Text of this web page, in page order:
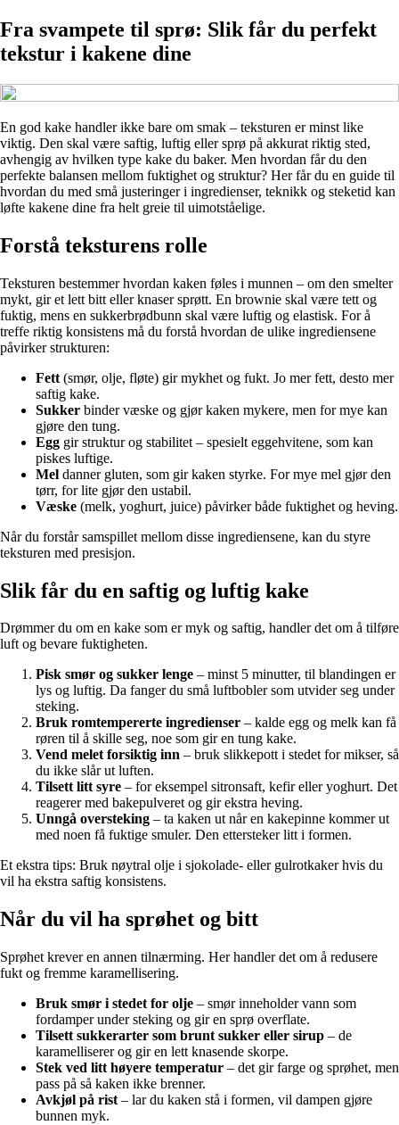
Fra svampete til sprø: Slik får du perfekt
tekstur i kakene dine
En god kake handler ikke bare om smak – teksturen er minst like
viktig. Den skal være saftig, luftig eller sprø på akkurat riktig sted,
avhengig av hvilken type kake du baker. Men hvordan får du den
perfekte balansen mellom fuktighet og struktur? Her får du en guide til
hvordan du med små justeringer i ingredienser, teknikk og steketid kan
løfte kakene dine fra helt greie til uimotståelige.
Forstå teksturens rolle
Teksturen bestemmer hvordan kaken føles i munnen – om den smelter
mykt, gir et lett bitt eller knaser sprøtt. En brownie skal være tett og
fuktig, mens en sukkerbrødbunn skal være luftig og elastisk. For å
treffe riktig konsistens må du forstå hvordan de ulike ingrediensene
påvirker strukturen:
Fett (smør, olje, fløte) gir mykhet og fukt. Jo mer fett, desto mer
saftig kake.
Sukker binder væske og gjør kaken mykere, men for mye kan
gjøre den tung.
Egg gir struktur og stabilitet – spesielt eggehvitene, som kan
piskes luftige.
Mel danner gluten, som gir kaken styrke. For mye mel gjør den
tørr, for lite gjør den ustabil.
Væske (melk, yoghurt, juice) påvirker både fuktighet og heving.
Når du forstår samspillet mellom disse ingrediensene, kan du styre
teksturen med presisjon.
Slik får du en saftig og luftig kake
Drømmer du om en kake som er myk og saftig, handler det om å tilføre
luft og bevare fuktigheten.
Pisk smør og sukker lenge – minst 5 minutter, til blandingen er
lys og luftig. Da fanger du små luftbobler som utvider seg under
steking.
Bruk romtempererte ingredienser – kalde egg og melk kan få
røren til å skille seg, noe som gir en tung kake.
Vend melet forsiktig inn – bruk slikkepott i stedet for mikser, så
du ikke slår ut luften.
Tilsett litt syre – for eksempel sitronsaft, kefir eller yoghurt. Det
reagerer med bakepulveret og gir ekstra heving.
Unngå oversteking – ta kaken ut når en kakepinne kommer ut
med noen få fuktige smuler. Den ettersteker litt i formen.
Et ekstra tips: Bruk nøytral olje i sjokolade- eller gulrotkaker hvis du
vil ha ekstra saftig konsistens.
Når du vil ha sprøhet og bitt
Sprøhet krever en annen tilnærming. Her handler det om å redusere
fukt og fremme karamellisering.
Bruk smør i stedet for olje – smør inneholder vann som
fordamper under steking og gir en sprø overflate.
Tilsett sukkerarter som brunt sukker eller sirup – de
karamelliserer og gir en lett knasende skorpe.
Stek ved litt høyere temperatur – det gir farge og sprøhet, men
pass på så kaken ikke brenner.
Avkjøl på rist – lar du kaken stå i formen, vil dampen gjøre
bunnen myk.